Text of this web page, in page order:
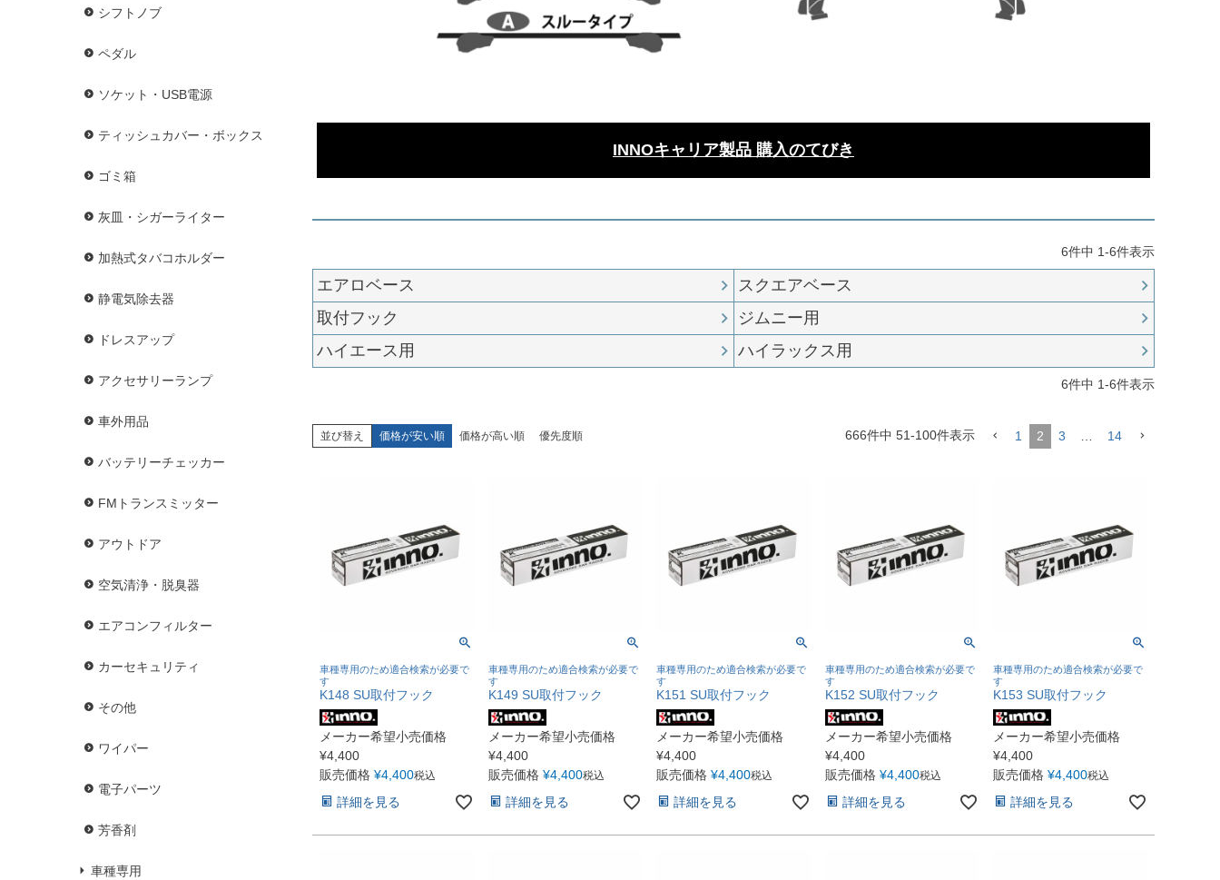
シフトノブ
ペダル
ソケット・USB電源
ティッシュカバー・ボックス
ゴミ箱
灰皿・シガーライター
加熱式タバコホルダー
静電気除去器
ドレスアップ
アクセサリーランプ
車外用品
バッテリーチェッカー
FMトランスミッター
アウトドア
空気清浄・脱臭器
エアコンフィルター
カーセキュリティ
その他
ワイパー
電子パーツ
芳香剤
車種専用
INNOキャリア製品 購入のてびき
6件中 1-6件表示
エアロベース
スクエアベース
取付フック
ジムニー用
ハイエース用
ハイラックス用
6件中 1-6件表示
並び替え 価格が安い順 価格が高い順 優先度順 666件中 51-100件表示 1 2 3 14
車種専用のため適合検索が必要で
す
K148 SU取付フック
メーカー希望小売価格
¥4,400
販売価格 ¥4,400税込
詳細を見る
車種専用のため適合検索が必要で
す
K149 SU取付フック
メーカー希望小売価格
¥4,400
販売価格 ¥4,400税込
詳細を見る
車種専用のため適合検索が必要で
す
K151 SU取付フック
メーカー希望小売価格
¥4,400
販売価格 ¥4,400税込
詳細を見る
車種専用のため適合検索が必要で
す
K152 SU取付フック
メーカー希望小売価格
¥4,400
販売価格 ¥4,400税込
詳細を見る
車種専用のため適合検索が必要で
す
K153 SU取付フック
メーカー希望小売価格
¥4,400
販売価格 ¥4,400税込
詳細を見る